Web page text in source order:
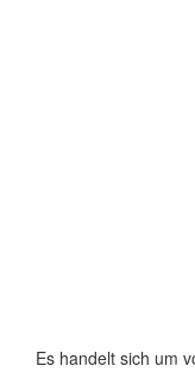
Es handelt sich um